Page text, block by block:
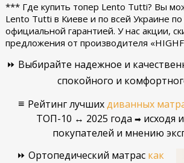
*** Где купить топер Lento Tutti? Вы
Lento Tutti в Киеве и по всей Украине
официальной гарантией. У нас акции,
предложения от производителя
⏩ Выбирайте надежное и
спокойного и
≡ Рейтинг лучшихдиванных
ТОП-10 ↔ 2025 года➡ исходя
покупателей и мнению
⏩ Ортопедический матрас как